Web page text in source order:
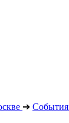
➔ События